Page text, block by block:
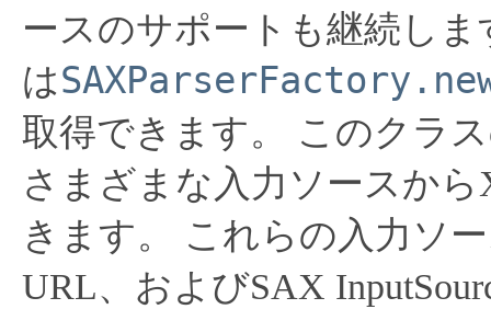
ースのサポートも継続しま
は
取得できます。
このクラ
さまざまな入力ソースか
きます。
これらの入力ソ
URL、およびSAX